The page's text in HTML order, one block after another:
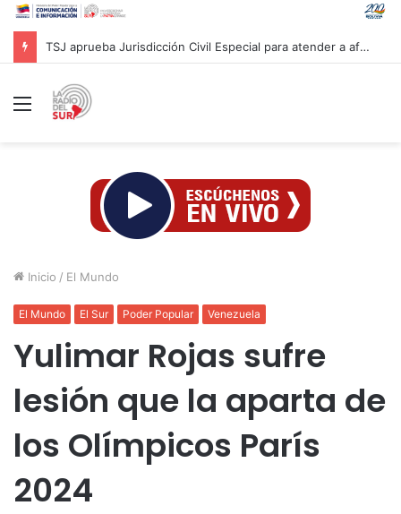
TSJ aprueba Jurisdicción Civil Especial para atender a afectados por sismos en Venezuela
Menú
Inicio / El Mundo
El Mundo El Sur Poder Popular Venezuela
Yulimar Rojas sufre
lesión que la aparta de
los Olímpicos París
2024